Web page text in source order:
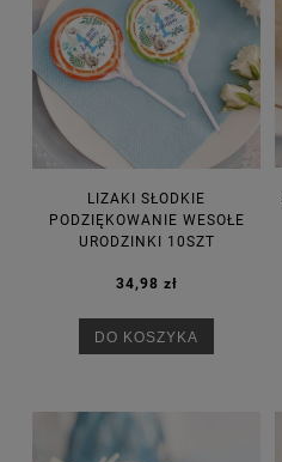
LIZAKI SŁODKIE
PODZIĘKOWANIE WESOŁE
URODZINKI 10SZT
34,98 zł
DO KOSZYKA